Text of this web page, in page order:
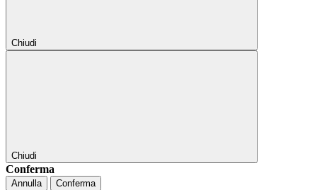
Chiudi
Chiudi
Conferma
Annulla Conferma